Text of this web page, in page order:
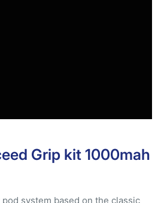
Grip kit 1000mah
pod system based on the classic